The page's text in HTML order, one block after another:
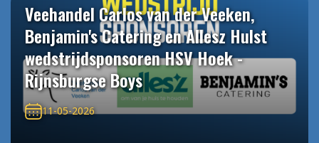
Veehandel Carlos van der Veeken,
Benjamin's Catering en Allesz Hulst
wedstrijdsponsoren HSV Hoek -
Rijnsburgse Boys
11-05-2026